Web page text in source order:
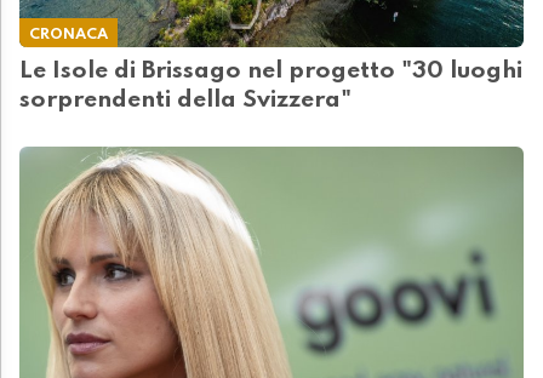
CRONACA
Le Isole di Brissago nel progetto "30 luoghi
sorprendenti della Svizzera"